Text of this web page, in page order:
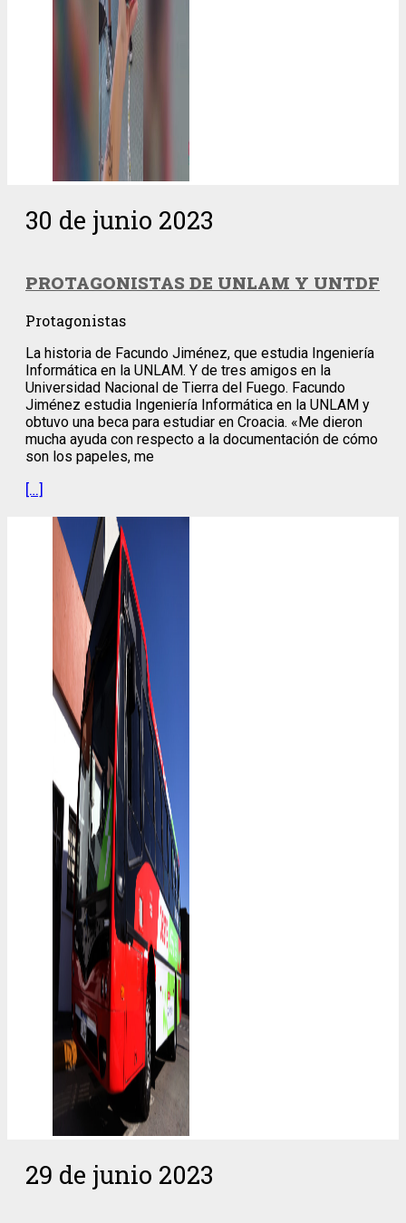
30 de junio 2023
PROTAGONISTAS DE UNLAM Y UNTDF
Protagonistas
La historia de Facundo Jiménez, que estudia Ingeniería
Informática en la UNLAM. Y de tres amigos en la
Universidad Nacional de Tierra del Fuego. Facundo
Jiménez estudia Ingeniería Informática en la UNLAM y
obtuvo una beca para estudiar en Croacia. «Me dieron
mucha ayuda con respecto a la documentación de cómo
son los papeles, me
[…]
29 de junio 2023